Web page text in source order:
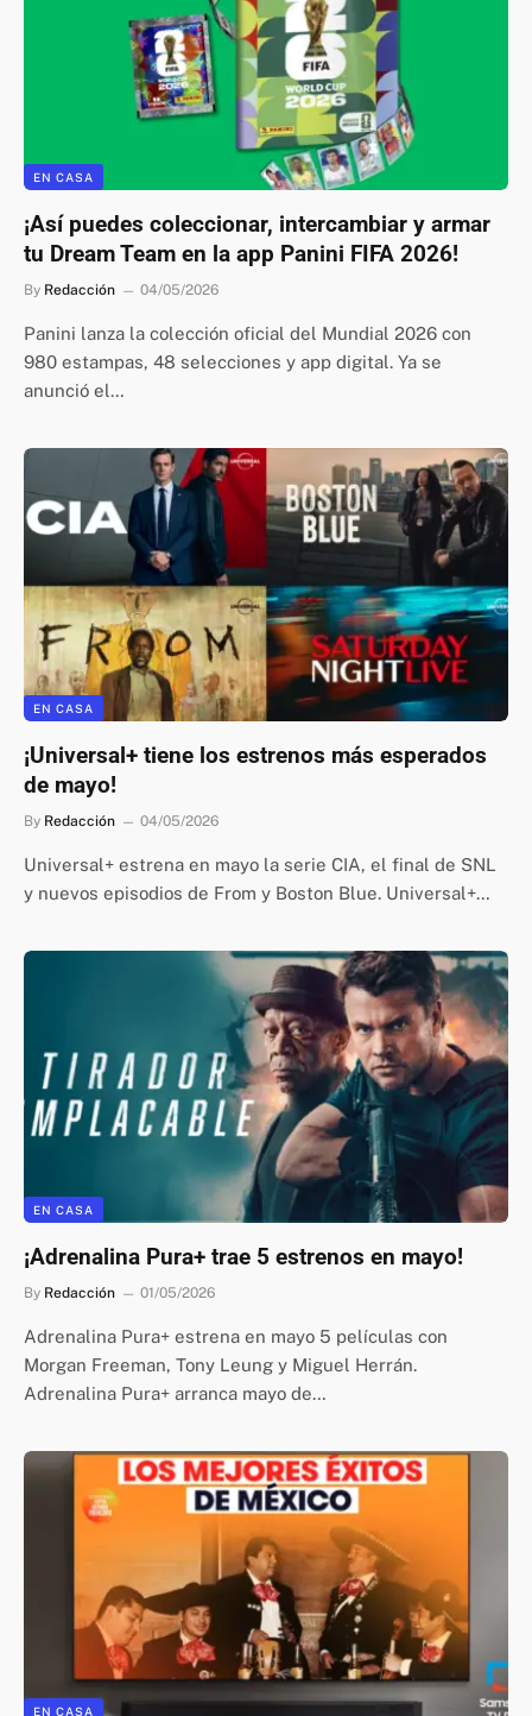
EN CASA
¡Así puedes coleccionar, intercambiar y armar
tu Dream Team en la app Panini FIFA 2026!
By Redacción 04/05/2026
Panini lanza la colección oficial del Mundial 2026 con
980 estampas, 48 selecciones y app digital. Ya se
anunció el…
EN CASA
¡Universal+ tiene los estrenos más esperados
de mayo!
By Redacción 04/05/2026
Universal+ estrena en mayo la serie CIA, el final de SNL
y nuevos episodios de From y Boston Blue. Universal+…
EN CASA
¡Adrenalina Pura+ trae 5 estrenos en mayo!
By Redacción 01/05/2026
Adrenalina Pura+ estrena en mayo 5 películas con
Morgan Freeman, Tony Leung y Miguel Herrán.
Adrenalina Pura+ arranca mayo de…
EN CASA